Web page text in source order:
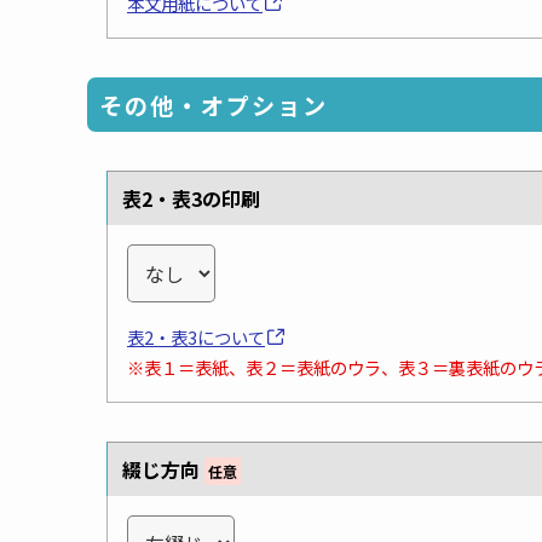
その他・オプション
表2・表3の印刷
表2・表3について
※表１＝表紙、表２＝表紙のウラ、表３＝裏表紙のウ
綴じ方向 任意